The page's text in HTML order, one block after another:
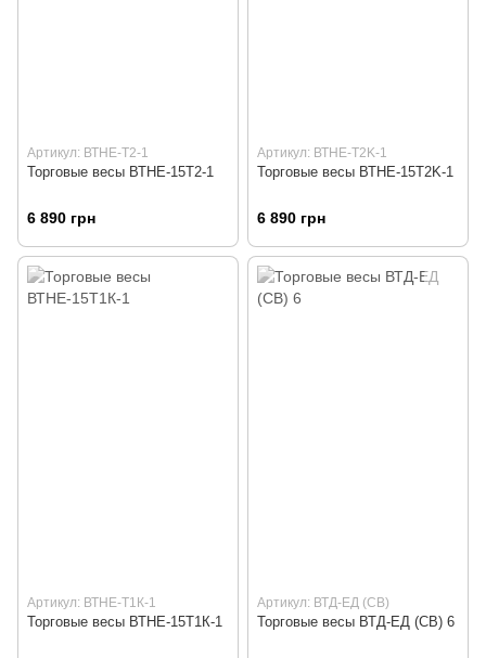
Артикул: ВТНЕ-Т2-1
Торговые весы ВТНЕ-15Т2-1
6 890 грн
Артикул: ВТНЕ-Т2K-1
Торговые весы ВТНЕ-15Т2K-1
6 890 грн
Артикул: ВТНЕ-Т1К-1
Торговые весы ВТНЕ-15Т1К-1
Артикул: ВТД-ЕД (СВ)
Торговые весы ВТД-ЕД (СВ) 6